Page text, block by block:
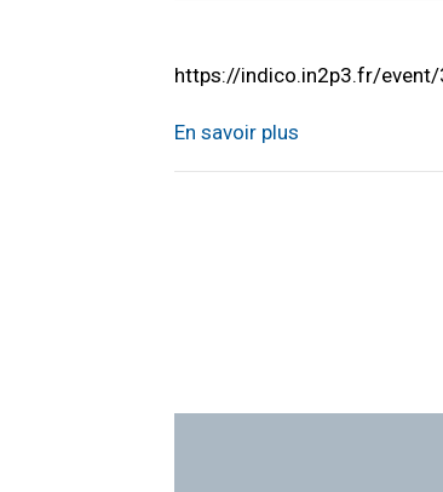
https://indico.in2p3.fr/
En savoir plus